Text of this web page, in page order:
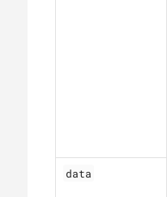
data